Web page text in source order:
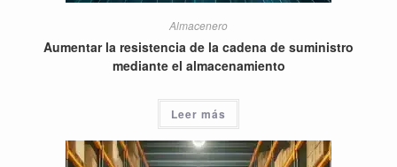
Almacenero
Aumentar la resistencia de la cadena de suministro
mediante el almacenamiento
Leer más